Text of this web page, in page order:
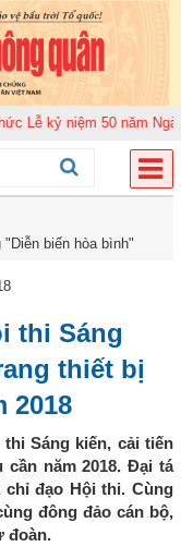
kỷ niệm 50 năm Ngày
"Diễn biến hòa bình"
thi Sáng
thiết bị
2018
Sáng kiến, cải tiến
năm 2018. Đại tá
đạo Hội thi. Cùng
đông đảo cán bộ,
đoàn.